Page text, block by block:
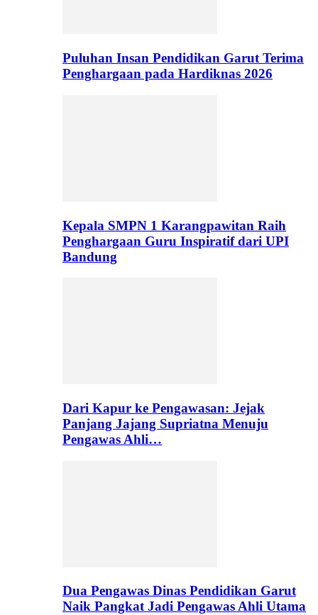
Puluhan Insan Pendidikan Garut Terima
Penghargaan pada Hardiknas 2026
Kepala SMPN 1 Karangpawitan Raih
Penghargaan Guru Inspiratif dari UPI
Bandung
Dari Kapur ke Pengawasan: Jejak
Panjang Jajang Supriatna Menuju
Pengawas Ahli…
Dua Pengawas Dinas Pendidikan Garut
Naik Pangkat Jadi Pengawas Ahli Utama